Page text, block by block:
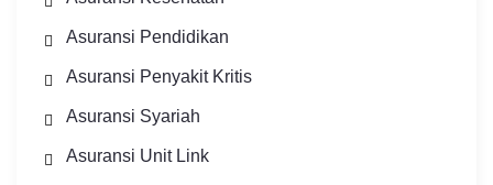
Asuransi Pendidikan
Asuransi Penyakit Kritis
Asuransi Syariah
Asuransi Unit Link